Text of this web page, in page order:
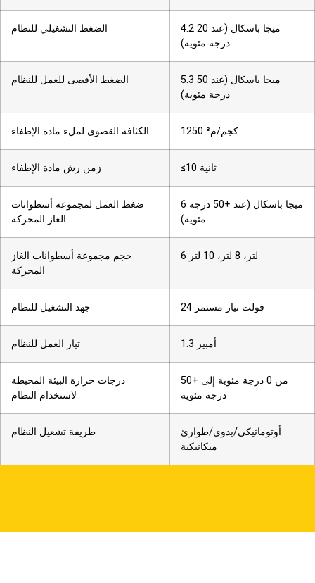
الضغط التشغيلي للنظام
4.2 ميجا باسكال (عند 20
درجة مئوية)
الضغط الأقصى للعمل للنظام
5.3 ميجا باسكال (عند 50
درجة مئوية)
الكثافة القصوى لملء مادة الإطفاء 1250 كجم/م³
زمن رش مادة الإطفاء ≤10 ثانية
ضغط العمل لمجموعة أسطوانات
الغاز المحركة
6 ميجا باسكال (عند +50 درجة
مئوية)
حجم مجموعة أسطوانات الغاز
المحركة
6 لتر، 8 لتر، 10 لتر
جهد التشغيل للنظام 24 فولت تيار مستمر
تيار العمل للنظام 1.3 أمبير
درجات حرارة البيئة المحيطة
لاستخدام النظام
من 0 درجة مئوية إلى +50
درجة مئوية
طريقة تشغيل النظام
أوتوماتيكي/يدوي/طوارئ
ميكانيكية